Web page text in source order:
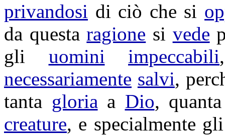
privandosi di ciò che si
da questaragione si vede
gli uomini impeccabili
necessariamente salvi,
tanta gloria a Dio,
creature, e specialmente